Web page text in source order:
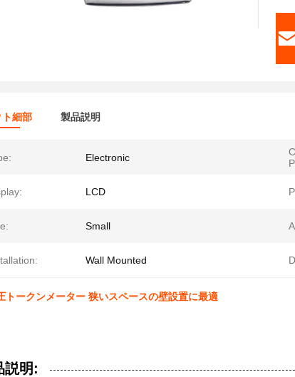
ト細部 製品説明
Electronic
LCD
Small
Wall Mounted
トークンメーター 狭いスペースの壁設置に最適
説明: